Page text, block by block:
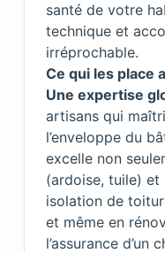
santé de votre
technique et
irréprochable.
Ce qui les place
Une expertise
artisans qui
l’enveloppe du
excelle non
(ardoise, tuile) et
isolation de
et même en
l’assurance d’un